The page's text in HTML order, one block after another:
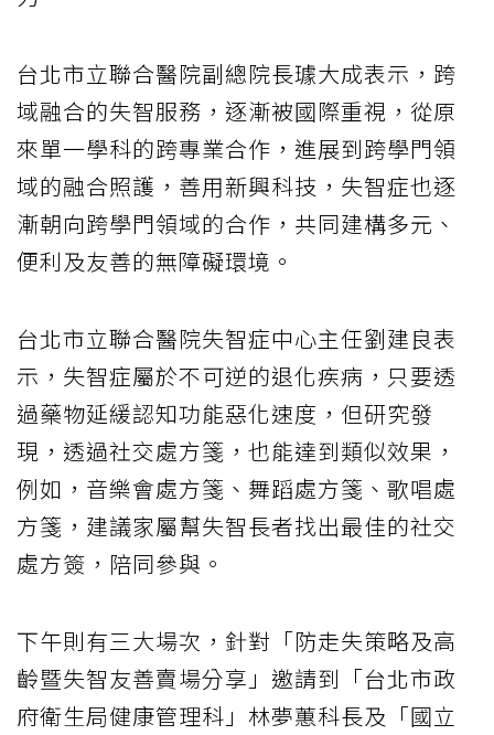
台北市立聯合醫院副總院長璩大成表示，跨
域融合的失智服務，逐漸被國際重視，從原
來單一學科的跨專業合作，進展到跨學門領
域的融合照護，善用新興科技，失智症也逐
漸朝向跨學門領域的合作，共同建構多元、
便利及友善的無障礙環境。
台北市立聯合醫院失智症中心主任劉建良表
示，失智症屬於不可逆的退化疾病，只要透
過藥物延緩認知功能惡化速度，但研究發
現，透過社交處方箋，也能達到類似效果，
例如，音樂會處方箋、舞蹈處方箋、歌唱處
方箋，建議家屬幫失智長者找出最佳的社交
處方簽，陪同參與。
下午則有三大場次，針對「防走失策略及高
齡暨失智友善賣場分享」邀請到「台北市政
府衛生局健康管理科」林夢蕙科長及「國立